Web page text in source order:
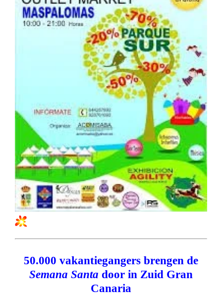
50.000 vakantiegangers brengen de
Semana Santa door in Zuid Gran
Canaria